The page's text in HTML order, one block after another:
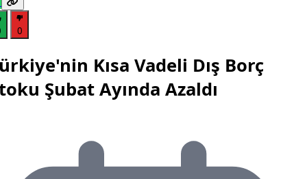
0
Kısa Vadeli Dış Borç
Şubat Ayında Azaldı